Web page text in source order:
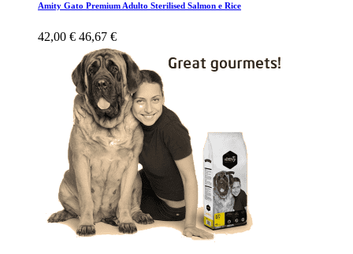
Amity Gato Premium Adulto Sterilised Salmon e Rice
42,00 € 46,67 €